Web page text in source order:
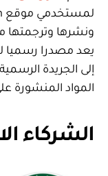
يعد مصدرا رسميا
إلى الجريدة
المواد المنشورة
الشركاء